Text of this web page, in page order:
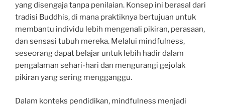
yang disengaja tanpa penilaian. Konsep ini berasal dari
tradisi Buddhis, di mana praktiknya bertujuan untuk
membantu individu lebih mengenali pikiran, perasaan,
dan sensasi tubuh mereka. Melalui mindfulness,
seseorang dapat belajar untuk lebih hadir dalam
pengalaman sehari-hari dan mengurangi gejolak
pikiran yang sering mengganggu.
Dalam konteks pendidikan, mindfulness menjadi